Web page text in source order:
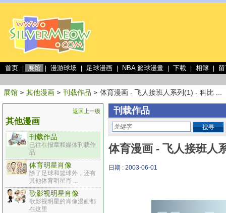
首页 展馆 漫游球场 足球漫画 NBA 篮球漫畫 下載 相簿
展馆 > 其他漫画 > 刊载作品 > 体育漫画 - 飞人接班人系列(1) - 科比 ...
返回上一级
其他漫画
刊载作品
已往在报章和媒体刊载作
品
体育明星肖像
除了足球和篮球外，还有
其他体育明星肖 ...
歌影视明星肖像
歌影视明星的肖像漫画都
在这里
刊载作品
搜寻
体育漫画 - 飞人接班人
日期 : 2003-06-01